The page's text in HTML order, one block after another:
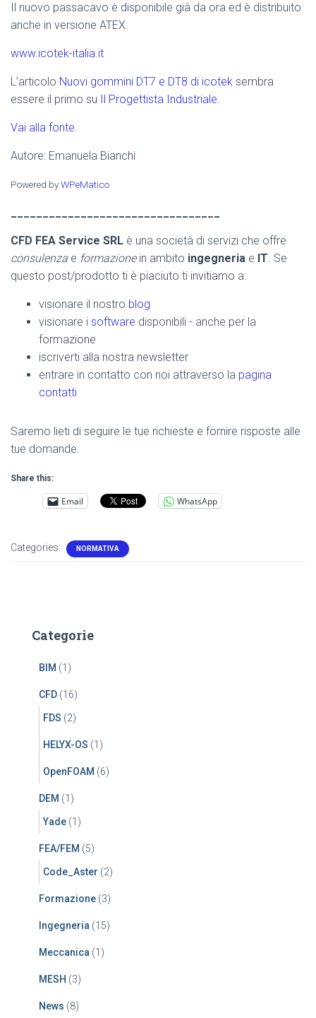
Il nuovo passacavo è disponibile già da ora ed è distribuito
anche in versione ATEX.
www.icotek-italia.it
L’articolo Nuovi gommini DT7 e DT8 di icotek sembra
essere il primo su Il Progettista Industriale.
Vai alla fonte.
Autore: Emanuela Bianchi
Powered byWPeMatico
CFD FEA Service SRL è una società di servizi che offre
consulenza e formazionein ambito ingegneria e IT. Se
questo post/prodotto ti è piaciuto ti invitiamo a:
visionare il nostro blog
visionare i software disponibili - anche per la
formazione
iscriverti alla nostra newsletter
entrare in contatto con noi attraverso la pagina
contatti
Saremo lieti di seguire le tue richieste e fornire risposte alle
tue domande.
Share this:
Email WhatsApp
Categories: NORMATIVA
Categorie
BIM (1)
CFD (16)
FDS (2)
HELYX-OS (1)
OpenFOAM (6)
DEM (1)
Yade (1)
FEA/FEM (5)
Code_Aster (2)
Formazione (3)
Ingegneria (15)
Meccanica (1)
MESH (3)
News (8)